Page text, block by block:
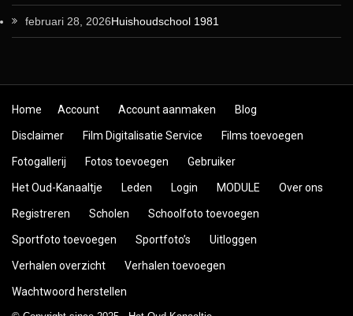
Huishoudschool 1981
februari 28, 2026
Skip to content
Home Account Account aanmaken Blog
Disclaimer Film Digitalisatie Service Films toevoegen
Fotogallerij Fotos toevoegen Gebruiker
Het Oud-Kanaaltje Leden Login MODULE Over ons
Registreren Scholen Schoolfoto toevoegen
Sportfoto toevoegen Sportfoto’s Uitloggen
Verhalen overzicht Verhalen toevoegen
Wachtwoord herstellen